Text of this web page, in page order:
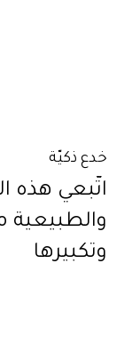
خدع ذكيّة
اتّبعي هذه
والطبيعية
وتكبيرها